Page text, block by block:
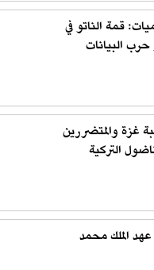
قمة الناتو في
البيانات
غزة والمتضررين
التركية
عهد الملك محمد